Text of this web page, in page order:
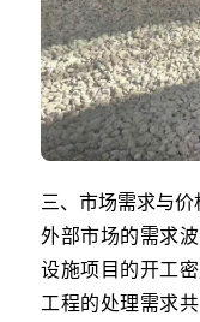
三、市场需求与价
外部市场的需求
设施项目的开工
工程的处理需求